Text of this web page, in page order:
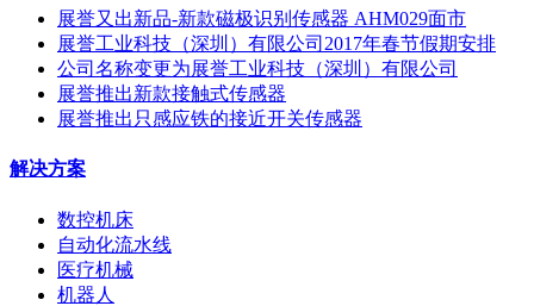
展誉又出新品-新款磁极识别传感器 AHM029面市
展誉工业科技（深圳）有限公司2017年春节假期安排
公司名称变更为展誉工业科技（深圳）有限公司
展誉推出新款接触式传感器
展誉推出只感应铁的接近开关传感器
解决方案
数控机床
自动化流水线
医疗机械
机器人